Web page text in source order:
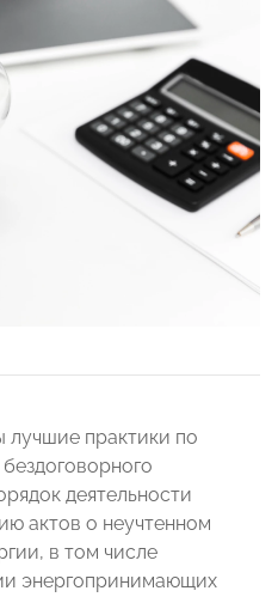
лучшие практики по
деятельности
актов о неучтенном
в том числе
энергопринимающих